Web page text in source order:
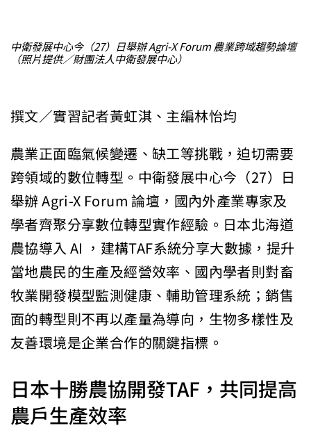
中衛發展中心今（27）日舉辦 Agri-X Forum 農業跨域趨勢論壇
（照片提供／財團法人中衛發展中心）
撰文／實習記者黃虹淇、主編林怡均
農業正面臨氣候變遷、缺工等挑戰，迫切需要
跨領域的數位轉型。中衛發展中心今（27）日
舉辦 Agri-X Forum 論壇，國內外產業專家及
學者齊聚分享數位轉型實作經驗。日本北海道
農協導入 AI ，建構TAF系統分享大數據，提升
當地農民的生產及經營效率、國內學者則對畜
牧業開發模型監測健康、輔助管理系統；銷售
面的轉型則不再以產量為導向，生物多樣性及
友善環境是企業合作的關鍵指標。
日本十勝農協開發TAF，共同提高
農戶生產效率